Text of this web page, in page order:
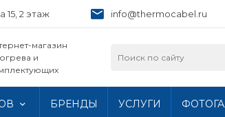
15, 2 этаж info@thermocabel.ru
магазин
и
БРЕНДЫ УСЛУГИ